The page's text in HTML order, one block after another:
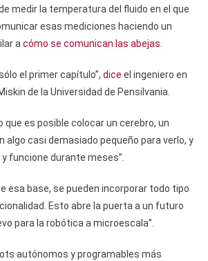
medir la temperatura del fluido en el que
esas mediciones haciendo un
a cómo se comunican las abejas
el primer capítulo”, dice el ingeniero en
de la Universidad de Pensilvania.
que es posible colocar un cerebro, un
algo casi demasiado pequeño para verlo, y
funcione durante meses”.
esa base, se pueden incorporar todo tipo
Esto abre la puerta a un futuro
para la robótica a microescala”.
autónomos y programables más